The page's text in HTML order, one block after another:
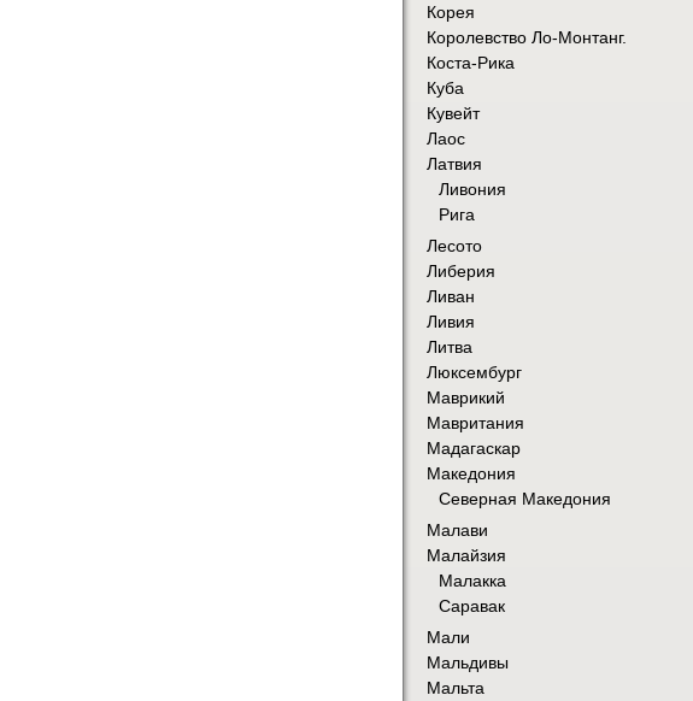
Корея
Королевство Ло-Монтанг.
Коста-Рика
Куба
Кувейт
Лаос
Латвия
Ливония
Рига
Лесото
Либерия
Ливан
Ливия
Литва
Люксембург
Маврикий
Мавритания
Мадагаскар
Македония
Северная Македония
Малави
Малайзия
Малакка
Саравак
Мали
Мальдивы
Мальта